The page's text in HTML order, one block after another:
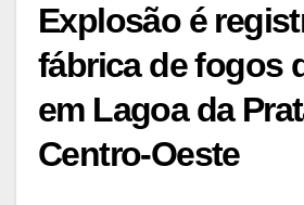
Explosão é
fábrica de fogos
em Lagoa da
Centro-Oeste